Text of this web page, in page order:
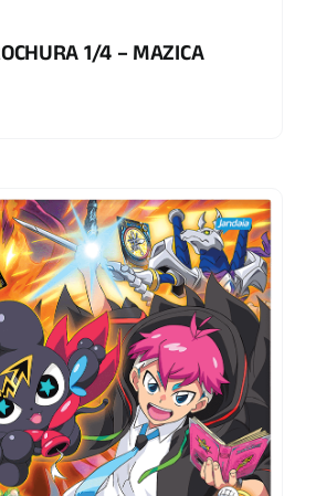
1/4 – MAZICA